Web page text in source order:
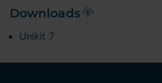
Downloads
Unikit 7